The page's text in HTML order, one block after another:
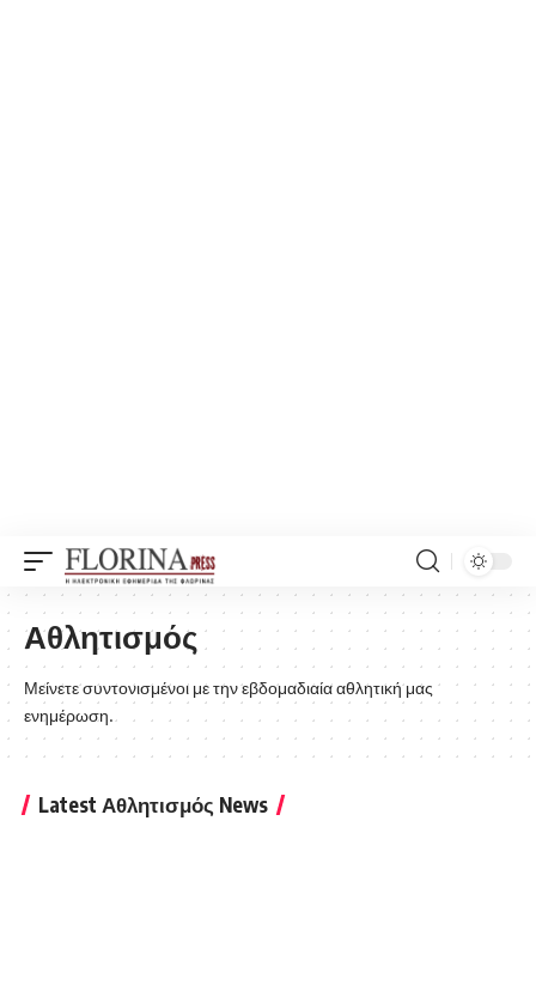
Αθλητισμός
Μείνετε συντονισμένοι με την εβδομαδιαία αθλητική μας
ενημέρωση.
Latest Αθλητισμός News